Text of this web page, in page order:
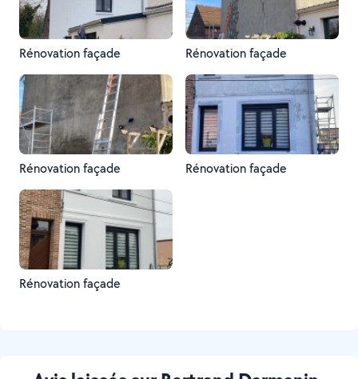
Rénovation façade Rénovation façade
Rénovation façade Rénovation façade
Rénovation façade